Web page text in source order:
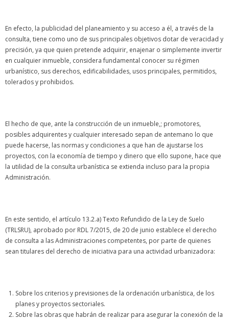
En efecto, la publicidad del planeamiento y su acceso a él, a través de la
consulta, tiene como uno de sus principales objetivos dotar de veracidad y
precisión, ya que quien pretende adquirir, enajenar o simplemente invertir
en cualquier inmueble, considera fundamental conocer su régimen
urbanístico, sus derechos, edificabilidades, usos principales, permitidos,
tolerados y prohibidos.
El hecho de que, ante la construcción de un inmueble,; promotores,
posibles adquirentes y cualquier interesado sepan de antemano lo que
puede hacerse, las normas y condiciones a que han de ajustarse los
proyectos, con la economía de tiempo y dinero que ello supone, hace que
la utilidad de la consulta urbanística se extienda incluso para la propia
Administración.
En este sentido, el artículo 13.2.a) Texto Refundido de la Ley de Suelo
(TRLSRU), aprobado por RDL 7/2015, de 20 de junio establece el derecho
de consulta a las Administraciones competentes, por parte de quienes
sean titulares del derecho de iniciativa para una actividad urbanizadora:
Sobre los criterios y previsiones de la ordenación urbanística, de los
planes y proyectos sectoriales.
Sobre las obras que habrán de realizar para asegurar la conexión de la